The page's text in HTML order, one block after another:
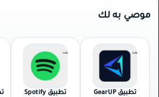
موصي به لك
تطبيق GearUP
تطبيق Spotify